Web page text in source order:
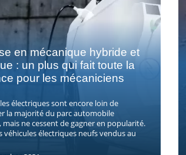
en mécanique hybride et
: un plus qui fait toute la
pour les mécaniciens
électriques sont encore loin de
la majorité du parc automobile
mais ne cessent de gagner en popularité.
véhicules électriques neufs vendus au